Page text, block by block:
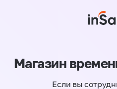
Магазин
Если вы